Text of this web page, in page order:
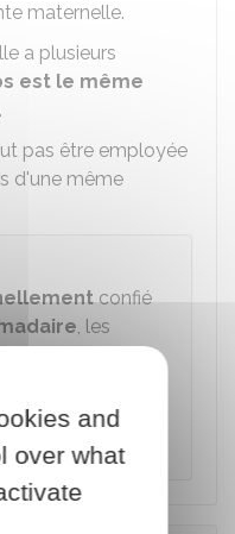
maternelle.
a plusieurs
est le même
.
pas être employée
d'une même
confié
, les
tarif normal
la durée est
proportions.
and
over what